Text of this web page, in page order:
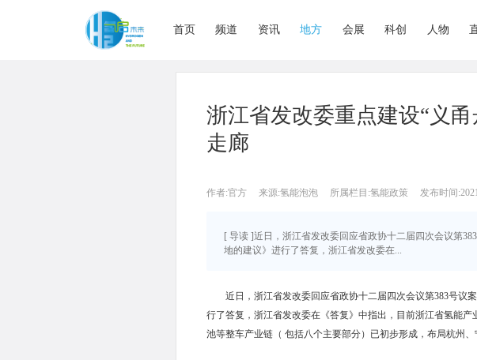
首页 频道 资讯 地方 会展 科创 人物
浙江省发改委重点建设“义
走廊
作者:官方 来源:氢能泡泡 所属栏目:氢能政策 发布时间
[ 导读 ]近日，浙江省发改委回应省政协十二届四次会议第
地的建议》进行了答复，浙江省发改委在...
近日，浙江省发改委回应省政协十二届四次会议第383号
行了答复，浙江省发改委在《答复》中指出，目前浙江省氢能
池等整车产业链（ 包括八个主要部分）已初步形成，布局杭州、